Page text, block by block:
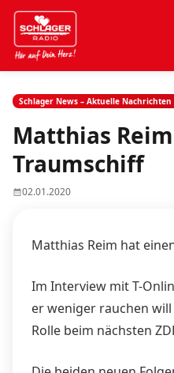
Schlager News – Aktuelle
Matthias
Traumschiff
02.01.2020
Matthias Reim hat
Im Interview mit T-
er weniger rauchen
Rolle beim nächsten